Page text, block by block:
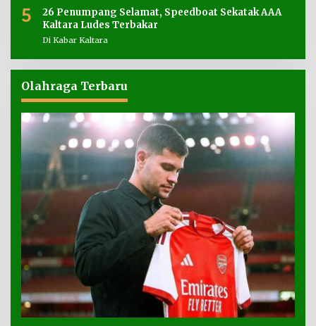
5
26 Penumpang Selamat, Speedboat Sekatak AAA
Kaltara Ludes Terbakar
Di Kabar Kaltara
Olahraga Terbaru